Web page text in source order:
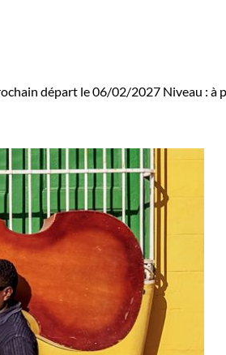
départ le 06/02/2027 Niveau : à